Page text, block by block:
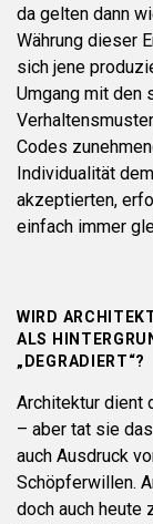
da gelten dann
Währung dieser
sich jene
Umgang mit den
Codes
Individualität
akzeptierten,
einfach immer
WIRD
ALS
„DEGRADIERT“?
Architektur dient
– aber tat sie
auch Ausdruck
Schöpferwillen.
doch auch heute